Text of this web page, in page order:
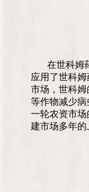
在世科姆
应用了世科
市场，世科
等作物减少
一轮农资市
建市场多年的